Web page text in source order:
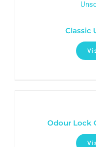
Classic
Odour Lock